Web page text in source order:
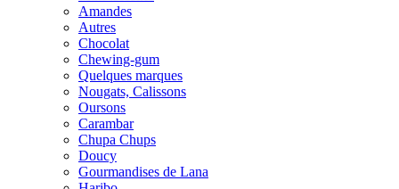
Amandes
Autres
Chocolat
Chewing-gum
Quelques marques
Nougats, Calissons
Oursons
Carambar
Chupa Chups
Doucy
Gourmandises de Lana